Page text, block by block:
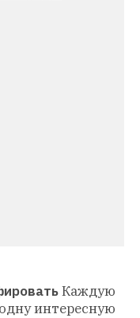
Каждую
интересную